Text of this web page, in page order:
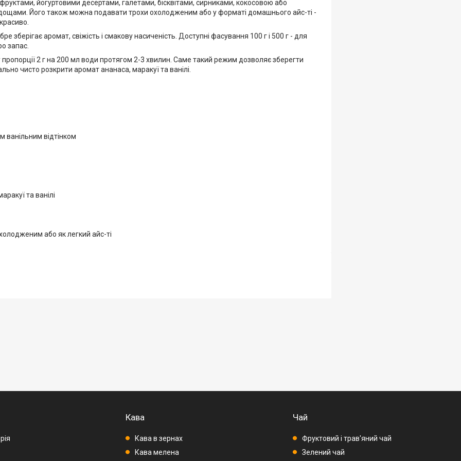
йогуртовими десертами, галетами, бісквітами, сирниками, кокосовою або
Його також можна подавати трохи охолодженим або у форматі домашнього айс-ті -
аромат, свіжість і смакову насиченість. Доступні фасування 100 г і 500 г - для
запас.
2 г на 200 мл води протягом 2-3 хвилин. Саме такий режим дозволяє зберегти
чисто розкрити аромат ананаса, маракуї та ванілі.
ванільним відтінком
та ванілі
або як легкий айс-ті
Кава
Кава в зернах
Кава мелена
Чай
Фруктовий і трав'яний чай
Зелений чай